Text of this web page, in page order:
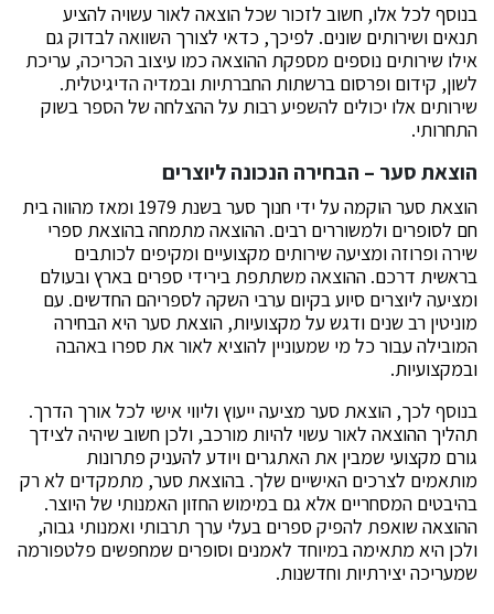
בנוסף לכל אלו, חשוב לזכור שכל הוצאה לאור עשויה להציע
תנאים ושירותים שונים. לפיכך, כדאי לצורך השוואה לבדוק גם
אילו שירותים נוספים מספקת ההוצאה כמו עיצוב הכריכה, עריכת
לשון, קידום ופרסום ברשתות החברתיות ובמדיה הדיגיטלית.
שירותים אלו יכולים להשפיע רבות על ההצלחה של הספר בשוק
התחרותי.
הוצאת סער – הבחירה הנכונה ליוצרים
הוצאת סער הוקמה על ידי חנוך סער בשנת 1979 ומאז מהווה בית
חם לסופרים ולמשוררים רבים. ההוצאה מתמחה בהוצאת ספרי
שירה ופרוזה ומציעה שירותים מקצועיים ומקיפים לכותבים
בראשית דרכם. ההוצאה משתתפת בירידי ספרים בארץ ובעולם
ומציעה ליוצרים סיוע בקיום ערבי השקה לספריהם החדשים. עם
מוניטין רב שנים ודגש על מקצועיות, הוצאת סער היא הבחירה
המובילה עבור כל מי שמעוניין להוציא לאור את ספרו באהבה
ובמקצועיות.
בנוסף לכך, הוצאת סער מציעה ייעוץ וליווי אישי לכל אורך הדרך.
תהליך ההוצאה לאור עשוי להיות מורכב, ולכן חשוב שיהיה לצידך
גורם מקצועי שמבין את האתגרים ויודע להעניק פתרונות
מותאמים לצרכים האישיים שלך. בהוצאת סער, מתמקדים לא רק
בהיבטים המסחריים אלא גם במימוש החזון האמנותי של היוצר.
ההוצאה שואפת להפיק ספרים בעלי ערך תרבותי ואמנותי גבוה,
ולכן היא מתאימה במיוחד לאמנים וסופרים שמחפשים פלטפורמה
שמעריכה יצירתיות וחדשנות.